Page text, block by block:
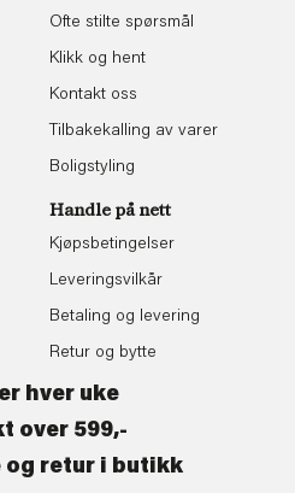
Ofte stilte spørsmål
Klikk og hent
Kontakt oss
Tilbakekalling av varer
Boligstyling
Handle på nett
Kjøpsbetingelser
Leveringsvilkår
Betaling og levering
Retur og bytte
hver uke
over 599,-
og retur i butikk